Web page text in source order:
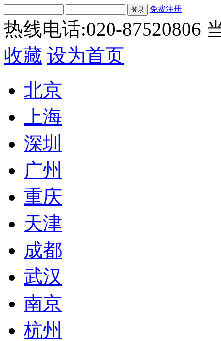
免费注册
热线电话:020-87520806
收藏 设为首页
北京
上海
深圳
广州
重庆
天津
成都
武汉
南京
杭州